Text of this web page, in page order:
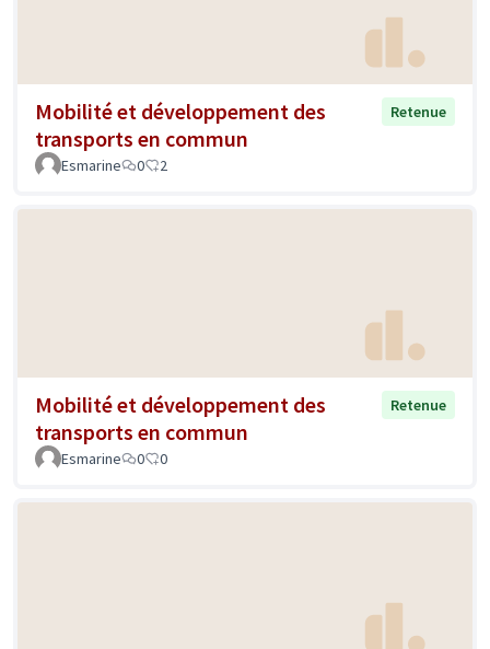
Mobilité et développement des
transports en commun
Retenue
Esmarine 0 2
Mobilité et développement des
transports en commun
Retenue
Esmarine 0 0